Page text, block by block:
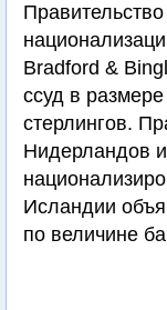
Bradford &
ссуд в
стерлингов.
Нидерландов
Исландии
по величине